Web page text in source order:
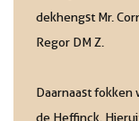
dekhengst Mr.
Regor DM Z.
Daarnaast fokken
de Heffinck.